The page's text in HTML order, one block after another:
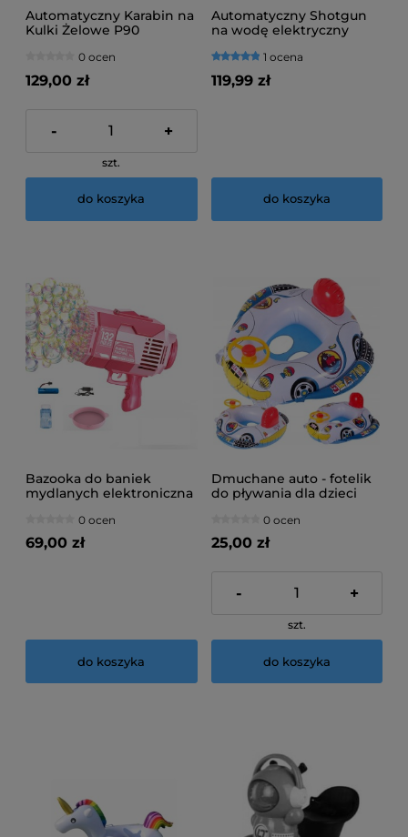
Automatyczny Karabin na
Kulki Żelowe P90
0 ocen
129,00 zł
- +
szt.
do koszyka
Automatyczny Shotgun
na wodę elektryczny
1 ocena
119,99 zł
do koszyka
Bazooka do baniek
mydlanych elektroniczna
0 ocen
69,00 zł
do koszyka
Dmuchane auto - fotelik
do pływania dla dzieci
0 ocen
25,00 zł
- +
szt.
do koszyka